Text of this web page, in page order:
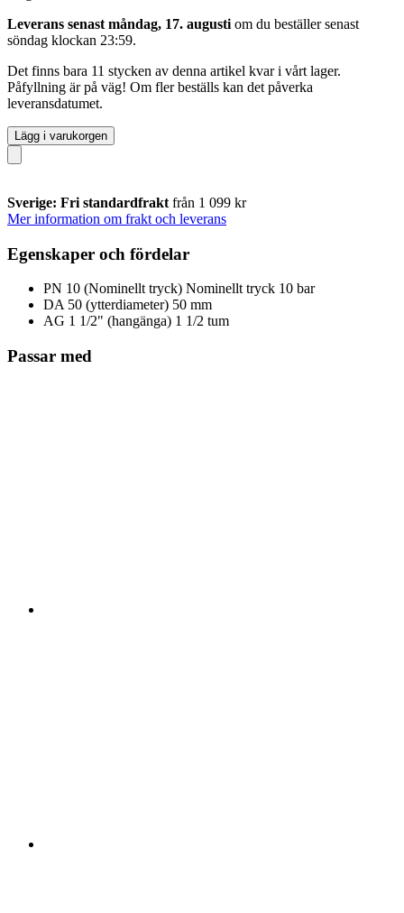
Leverans senast måndag, 17. augusti om du beställer senast
söndag klockan 23:59.
Det finns bara 11 stycken av denna artikel kvar i vårt lager.
Påfyllning är på väg! Om fler beställs kan det påverka
leveransdatumet.
Lägg i varukorgen
Sverige: Fri standardfrakt från 1 099 kr
Mer information om frakt och leverans
Egenskaper och fördelar
PN 10 (Nominellt tryck) Nominellt tryck 10 bar
DA 50 (ytterdiameter) 50 mm
AG 1 1/2" (hangänga) 1 1/2 tum
Passar med